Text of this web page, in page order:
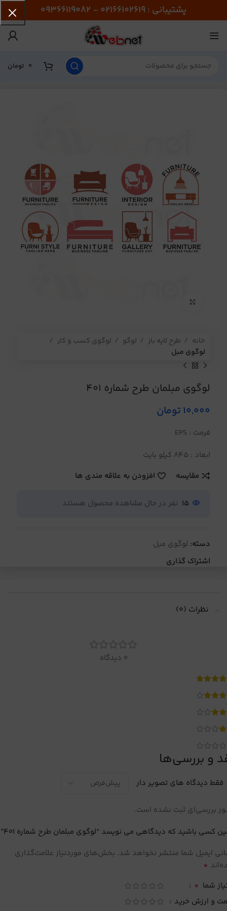
پشتیبانی : 02166102619 - 09366119082
0 تومان
خانه طرح لایه باز لوگو
لوگوی کسب و کار
لوگوی مبل
لوگوی مبلمان طرح شماره 401
10,000تومان
فرمت : EPS
ابعاد : 845 کیلو بایت
مقایسه
افزودن به علاقه مندی ها
15 نفر در حال مشاهده محصول هستند
دسته: لوگوی مبل
اشتراک گذاری
نظرات (0)
0 دیدگاه
و بررسی‌ها
فقط دیدگاه های تصویر دار
بررسی‌ای ثبت نشده است.
کسی باشید که دیدگاهی می نویسد “لوگوی مبلمان طرح شماره 401”
ایمیل شما منتشر نخواهد شد. بخش‌های موردنیاز علامت‌گذاری
*
شما *
و ارزش خرید